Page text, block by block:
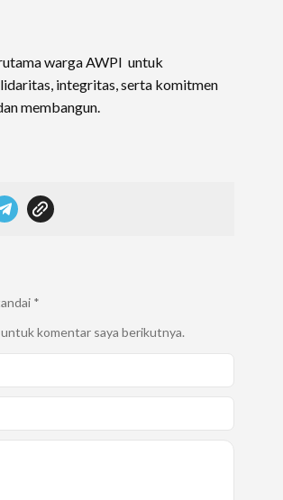
warga AWPI untuk
integritas, serta komitmen
membangun.
*
untuk komentar saya berikutnya.